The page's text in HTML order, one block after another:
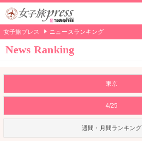
女子旅プレス ニュースランキング
News Ranking
東京
4/25
週間・月間ランキング